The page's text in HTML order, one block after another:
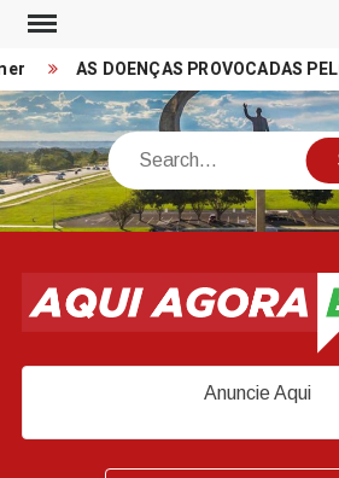
Skip
content
AS DOENÇAS PROVOCADAS
Search
Anuncie Aqui